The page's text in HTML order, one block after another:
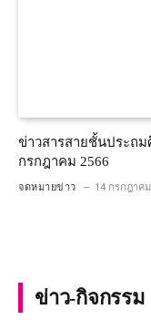
ข่าวสารสายชั้นประถ
กรกฎาคม 2566
จดหมายข่าว 14 กรกฎาค
ข่าว-กิจกรร